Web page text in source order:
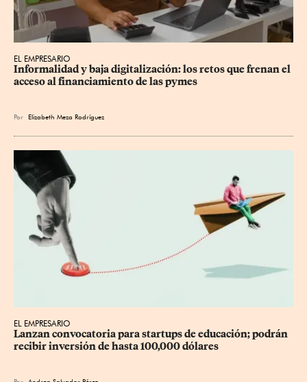
EL EMPRESARIO
Informalidad y baja digitalización: los retos que frenan el
acceso al financiamiento de las pymes
Por Elizabeth Meza Rodríguez
EL EMPRESARIO
Lanzan convocatoria para startups de educación; podrán
recibir inversión de hasta 100,000 dólares